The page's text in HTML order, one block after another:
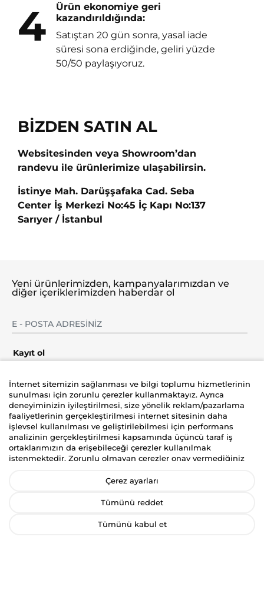
4
Ürün ekonomiye geri
kazandırıldığında:
Satıştan 20 gün sonra, yasal iade
süresi sona erdiğinde, geliri yüzde
50/50 paylaşıyoruz.
BİZDEN SATIN AL
Websitesinden veya Showroom’dan
randevu ile ürünlerimize ulaşabilirsin.
İstinye Mah. Darüşşafaka Cad. Seba
Center İş Merkezi No:45 İç Kapı No:137
Sarıyer / İstanbul
Şirket
Üyelik
Yardım
Yeni ürünlerimizden, kampanyalarımızdan ve
diğer içeriklerimizden haberdar ol
Kayıt ol
İnternet sitemizin sağlanması ve bilgi toplumu hizmetlerinin
sunulması için zorunlu çerezler kullanmaktayız. Ayrıca
deneyiminizin iyileştirilmesi, size yönelik reklam/pazarlama
faaliyetlerinin gerçekleştirilmesi internet sitesinin daha
işlevsel kullanılması ve geliştirilebilmesi için performans
analizinin gerçekleştirilmesi kapsamında üçüncü taraf iş
ortaklarımızın da erişebileceği çerezler kullanılmak
istenmektedir. Zorunlu olmayan çerezler onay vermediğiniz
yönelik reklam/pazarlama faaliyetlerinin gerçekleştirilmesi,
(gizlilik tercihiniz hariç olmak üzere diğer tercihlerinizin siteye
işlenmesini kabul ediyorsanız“Kabul Et
Çerez ayarları
Tümünü reddet
Tümünü kabul et